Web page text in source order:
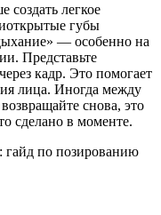
создать легкое
губы
— особенно на
Представьте
кадр. Это помогает
лица. Иногда между
снова, это
сделано в моменте.